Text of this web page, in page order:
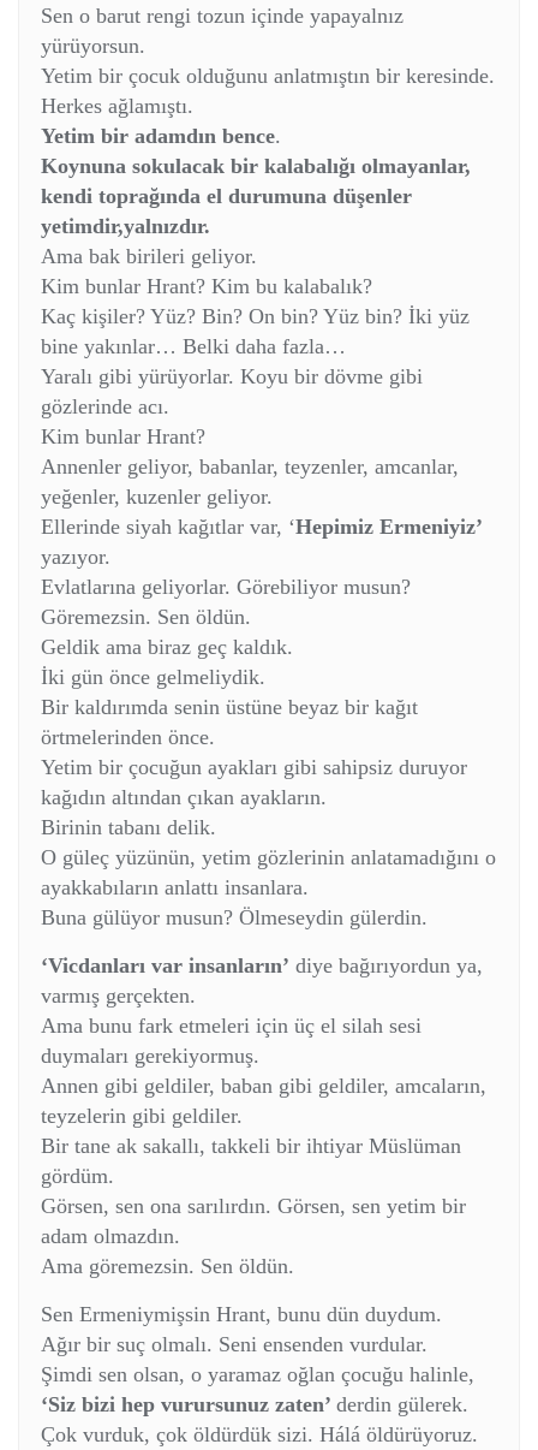
Sen o barut rengi tozun içinde yapayalnız
yürüyorsun.
Yetim bir çocuk olduğunu anlatmıştın bir keresinde.
Herkes ağlamıştı.
Yetim bir adamdın bence.
Koynuna sokulacak bir kalabalığı olmayanlar,
kendi toprağında el durumuna düşenler
yetimdir,yalnızdır.
Ama bak birileri geliyor.
Kim bunlar Hrant? Kim bu kalabalık?
Kaç kişiler? Yüz? Bin? On bin? Yüz bin? İki yüz
bine yakınlar… Belki daha fazla…
Yaralı gibi yürüyorlar. Koyu bir dövme gibi
gözlerinde acı.
Kim bunlar Hrant?
Annenler geliyor, babanlar, teyzenler, amcanlar,
yeğenler, kuzenler geliyor.
Ellerinde siyah kağıtlar var, ‘Hepimiz Ermeniyiz’
yazıyor.
Evlatlarına geliyorlar. Görebiliyor musun?
Göremezsin. Sen öldün.
Geldik ama biraz geç kaldık.
İki gün önce gelmeliydik.
Bir kaldırımda senin üstüne beyaz bir kağıt
örtmelerinden önce.
Yetim bir çocuğun ayakları gibi sahipsiz duruyor
kağıdın altından çıkan ayakların.
Birinin tabanı delik.
O güleç yüzünün, yetim gözlerinin anlatamadığını o
ayakkabıların anlattı insanlara.
Buna gülüyor musun? Ölmeseydin gülerdin.
‘Vicdanları var insanların’ diye bağırıyordun ya,
varmış gerçekten.
Ama bunu fark etmeleri için üç el silah sesi
duymaları gerekiyormuş.
Annen gibi geldiler, baban gibi geldiler, amcaların,
teyzelerin gibi geldiler.
Bir tane ak sakallı, takkeli bir ihtiyar Müslüman
gördüm.
Görsen, sen ona sarılırdın. Görsen, sen yetim bir
adam olmazdın.
Ama göremezsin. Sen öldün.
Sen Ermeniymişsin Hrant, bunu dün duydum.
Ağır bir suç olmalı. Seni ensenden vurdular.
Şimdi sen olsan, o yaramaz oğlan çocuğu halinle,
‘Siz bizi hep vurursunuz zaten’ derdin gülerek.
Çok vurduk, çok öldürdük sizi. Hálá öldürüyoruz.